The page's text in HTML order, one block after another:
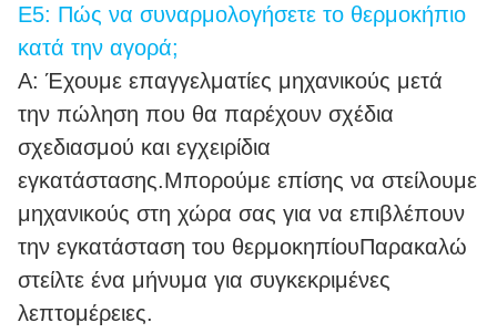
Ε5: Πώς να συναρμολογήσετε το θερμοκήπιο
κατά την αγορά;
Α: Έχουμε επαγγελματίες μηχανικούς μετά
την πώληση που θα παρέχουν σχέδια
σχεδιασμού και εγχειρίδια
εγκατάστασης.Μπορούμε επίσης να στείλουμε
μηχανικούς στη χώρα σας για να επιβλέπουν
την εγκατάσταση του θερμοκηπίουΠαρακαλώ
στείλτε ένα μήνυμα για συγκεκριμένες
λεπτομέρειες.